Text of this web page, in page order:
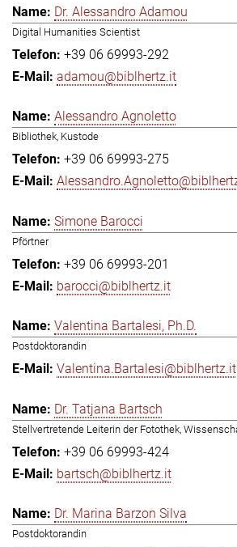
Dr. Alessandro Adamou
Digital Humanities Scientist
+39 06 69993-292
adamou@biblhertz.it
Alessandro Agnoletto
Bibliothek, Kustode
+39 06 69993-275
Simone Barocci
Pförtner
+39 06 69993-201
barocci@biblhertz.it
Valentina Bartalesi, Ph.D.
Postdoktorandin
Valentina.Bartalesi@biblhertz.it
Dr. Tatjana Bartsch
Stellvertretende Leiterin der Fotothek,
+39 06 69993-424
bartsch@biblhertz.it
Dr. Marina Barzon Silva
Postdoktorandin